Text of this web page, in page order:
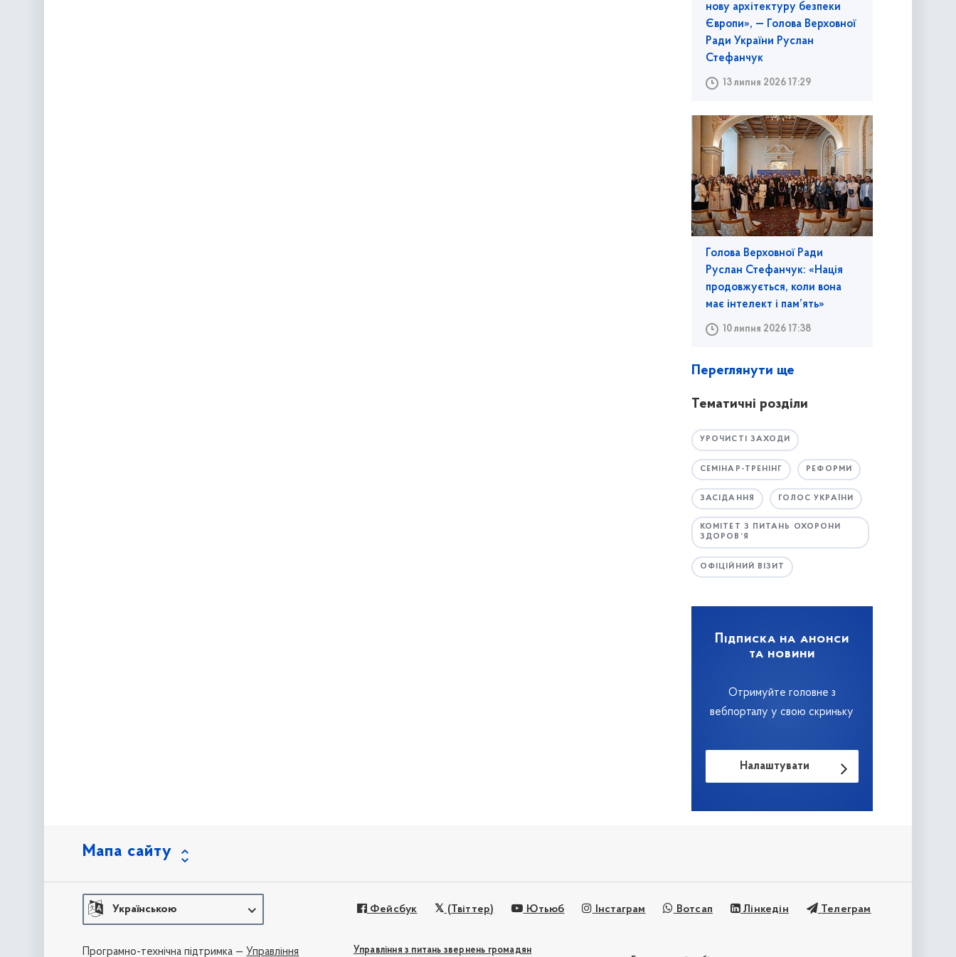
нову архітектуру безпеки
Європи», — Голова Верховної
Ради України Руслан
Стефанчук
13 липня 2026 17:29
Голова Верховної Ради
Руслан Стефанчук: «Нація
продовжується, коли вона
має інтелект і пам’ять»
10 липня 2026 17:38
Переглянути ще
Тематичні розділи
УРОЧИСТІ ЗАХОДИ
СЕМІНАР-ТРЕНІНГ РЕФОРМИ
ЗАСІДАННЯ ГОЛОС УКРАЇНИ
КОМІТЕТ З ПИТАНЬ ОХОРОНИ
ЗДОРОВ’Я
ОФІЦІЙНИЙ ВІЗИТ
Підписка на анонси
та новини
Отримуйте головне з
вебпорталу у свою скриньку
Налаштувати
Мапа сайту
Українською Фейсбук (Твіттер) Ютьюб Інстаграм Вотсап Лінкедін Телеграм
Управління з питань звернень громадян
Програмно-технічна підтримка — Управління